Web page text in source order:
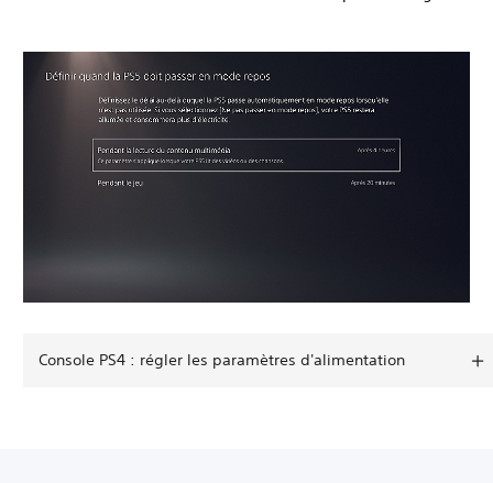
Console PS4 : régler les paramètres d'alimentation